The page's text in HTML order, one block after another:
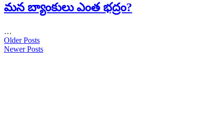
మన బ్యాంకులు ఎంత భద్రం?
…
Older Posts
Newer Posts